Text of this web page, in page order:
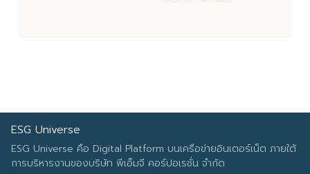
ESG Universe
ESG Universe คือ Digital Platform บนเครือข่ายอินเตอร์เน็ต ภายใต้
การบริหารงานของบริษัท พีเอ็มจี คอร์ปอเรชั่น จำกัด